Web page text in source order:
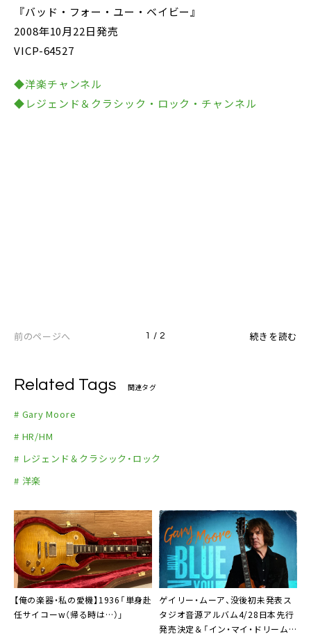
『バッド・フォー・ユー・ベイビー』
2008年10月22日発売
VICP-64527
◆洋楽チャンネル
◆レジェンド＆クラシック・ロック・チャンネル
前のページへ 1 / 2 続きを読む
Related Tags 関連タグ
# Gary Moore
# HR/HM
# レジェンド＆クラシック・ロック
# 洋楽
【俺の楽器・私の愛機】1936「単身赴
任サイコーw（帰る時は…）」
ゲイリー・ムーア、没後初未発表ス
タジオ音源アルバム4/28日本先行
発売決定＆「イン・マイ・ドリーム